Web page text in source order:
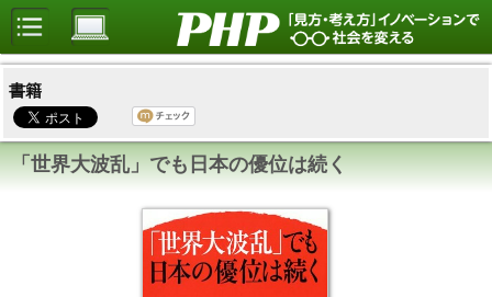
書籍
「世界大波乱」でも日本の優位は続く